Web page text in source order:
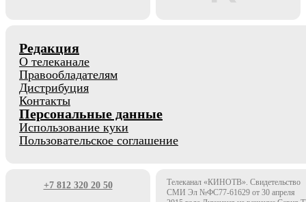
Редакция
О телеканале
Правообладателям
Дистрибуция
Контакты
Персональные данные
Использование куки
Пользовательское соглашение
+7 812 320 20 50
Телеканал «КИНОТВ». Свидетельство
СМИ Эл №ФС77-61629 от 30 апреля